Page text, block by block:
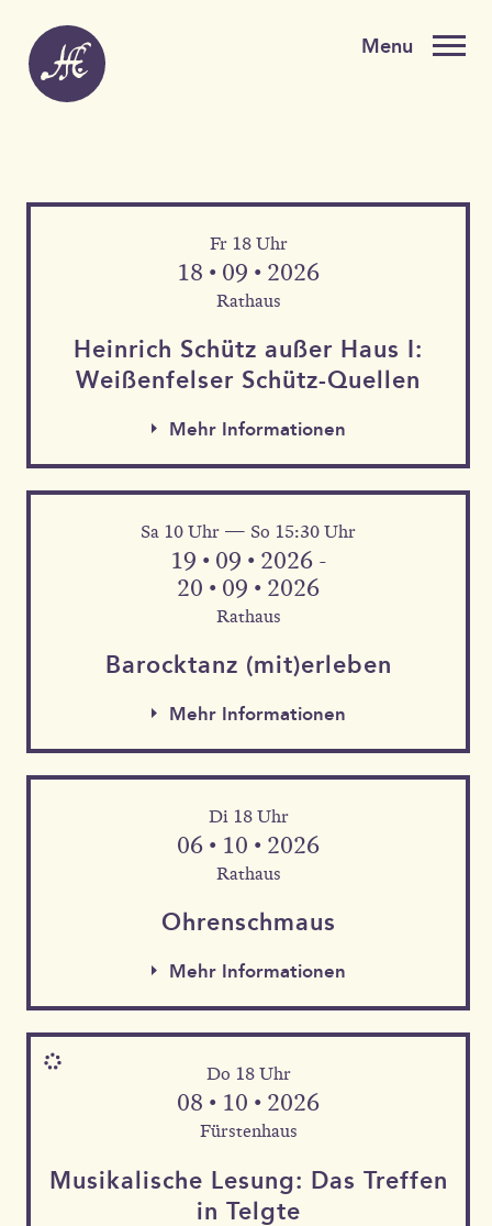
Fr 18 Uhr
18 • 09 • 2026
Rathaus
Heinrich Schütz außer Haus I:
Weißen­felser Schütz-Quellen
Mehr Informationen
Mehr Informationen
Sa 10 Uhr — So 15:30 Uhr
19 • 09 • 2026 -
20 • 09 • 2026
Rathaus
Barock­tanz (mit)erleben
Mehr Informationen
Mehr Informationen
Di 18 Uhr
06 • 10 • 2026
Rathaus
Ohren­schmaus
Mehr Informationen
Do 18 Uhr
08 • 10 • 2026
Fürstenhaus
Musika­lische Le­sung: Das Tref­fen
in Telgte